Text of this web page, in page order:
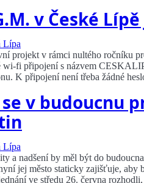
v České
Lípa
projekt v rámci nultého ročníku
fi připojení s názvem
K připojení není třeba žádné
v budoucnu
Lípa
a nadšení by měl být do
jej město staticky zajišťuje,
ve středu 26. června